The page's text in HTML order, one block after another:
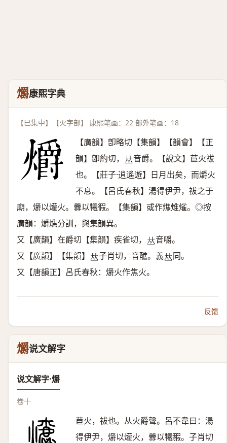
爝康熙字典
【巳集中】【火字部】 康熙笔画：22 部外笔画：18
【廣韻】卽略切【集韻】【韻會】【正
韻】卽約切， 𠀤音爵。【說文】苣火祓
也。【莊子·逍遙遊】日月出矣，而爝火
不息。【呂氏春秋】湯得伊尹，祓之于
廟，爝以爟火。釁以犧徦。【集韻】或作燋焳熦。◎按
廣韻：爝燋分訓，與集韻異。
又【廣韻】在爵切【集韻】疾雀切， 𠀤音嚼。
又【廣韻】【集韻】 𠀤子肖切，音醮。義𠀤同。
又【唐韻正】呂氏春秋：爝火作焦火。
反馈
爝说文解字
说文解字·爝
卷十
苣火，祓也。从火爵聲。呂不韋曰：湯
得伊尹，爝以爟火，釁以犧豭。子肖切